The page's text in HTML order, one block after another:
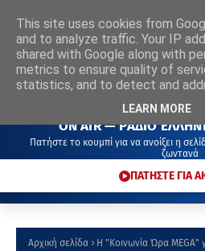
ΕΛΛΗΝΙΚΑ
ON AIR — ΡΑΔΙΟ
Πατήστε το κουμπί για να ανοίξει η
ζωντανά
ΠΑΤΗΣΤΕ ΓΙΑ
Αρχική σελίδα
Η "Κοινωνία Ώρα MEGA"
This site uses cookies from
and to analyze traffic. Your IP
shared with Google along with
metrics to ensure quality of
statistics, and to detect and
LEARN MORE